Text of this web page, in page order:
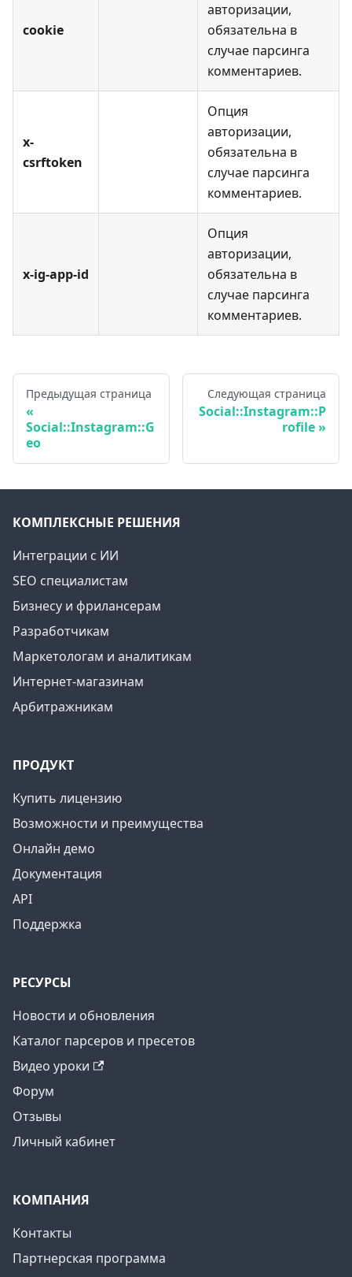
cookie
авторизации,
обязательна в
случае парсинга
комментариев.
x-
csrftoken
Опция
авторизации,
обязательна в
случае парсинга
комментариев.
x-ig-app-id
Опция
авторизации,
обязательна в
случае парсинга
комментариев.
Предыдущая страница
Social::Instagram::G
eo
Следующая страница
Social::Instagram::P
rofile
КОМПЛЕКСНЫЕ РЕШЕНИЯ
Интеграции с ИИ
SEO специалистам
Бизнесу и фрилансерам
Разработчикам
Маркетологам и аналитикам
Интернет-магазинам
Арбитражникам
ПРОДУКТ
Купить лицензию
Возможности и преимущества
Онлайн демо
Документация
API
Поддержка
РЕСУРСЫ
Новости и обновления
Каталог парсеров и пресетов
Видео уроки
Форум
Отзывы
Личный кабинет
КОМПАНИЯ
Контакты
Партнерская программа